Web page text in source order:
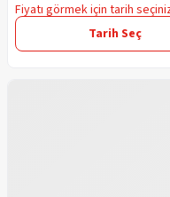
Fiyatı görmek için tarih
Tarih Seç